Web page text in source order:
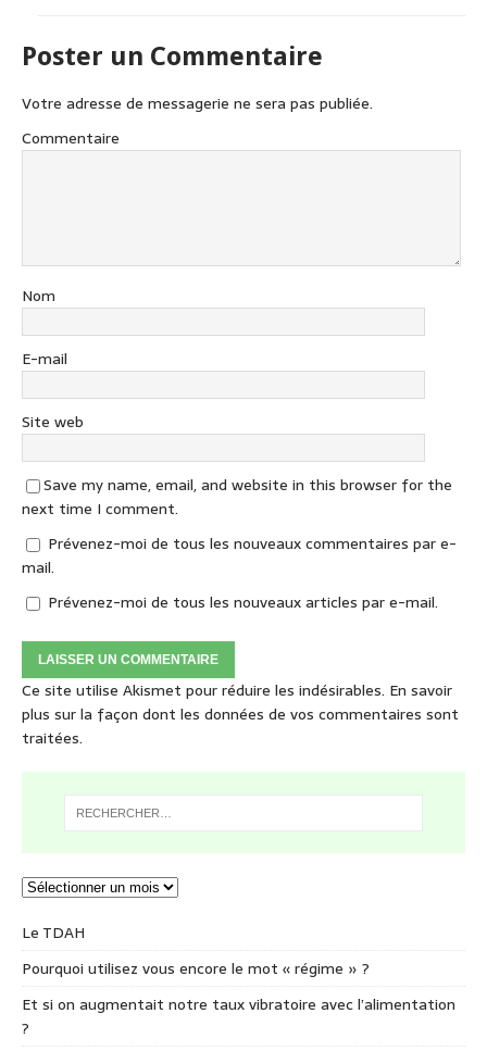
Poster un Commentaire
Votre adresse de messagerie ne sera pas publiée.
Commentaire
Nom
E-mail
Site web
Save my name, email, and website in this browser for the
next time I comment.
Prévenez-moi de tous les nouveaux commentaires par e-
mail.
Prévenez-moi de tous les nouveaux articles par e-mail.
Ce site utilise Akismet pour réduire les indésirables. En savoir
plus sur la façon dont les données de vos commentaires sont
traitées.
Le TDAH
Pourquoi utilisez vous encore le mot « régime » ?
Et si on augmentait notre taux vibratoire avec l’alimentation
?